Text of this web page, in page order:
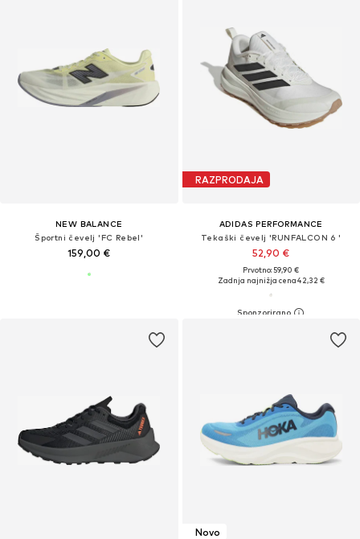
NEW BALANCE
Športni čevelj 'FC Rebel'
159,00 €
RAZPRODAJA
ADIDAS PERFORMANCE
Tekaški čevelj 'RUNFALCON 6 '
52,90 €
Prvotno: 59,90 €
Zadnja najnižja cena42,32 €
Novo